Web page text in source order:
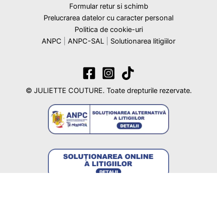
Formular retur si schimb
Prelucrarea datelor cu caracter personal
Politica de cookie-uri
ANPC
ANPC-SAL Solutionarea litigiilor
© JULIETTE COUTURE. Toate drepturile rezervate.